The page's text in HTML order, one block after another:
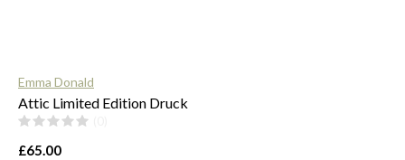
Emma Donald
Attic Limited Edition Druck
£65.00